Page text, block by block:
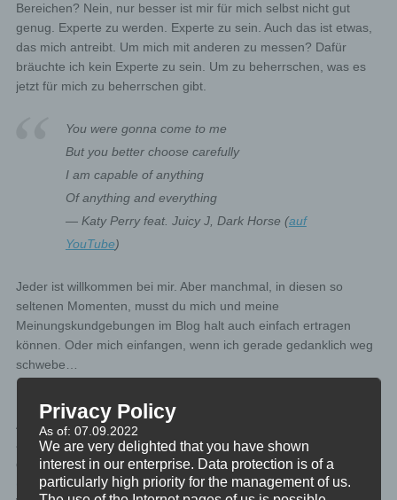
Bereichen? Nein, nur besser ist mir für mich selbst nicht gut
genug. Experte zu werden. Experte zu sein. Auch das ist etwas,
das mich antreibt. Um mich mit anderen zu messen? Dafür
bräuchte ich kein Experte zu sein. Um zu beherrschen, was es
jetzt für mich zu beherrschen gibt.
You were gonna come to me
But you better choose carefully
I am capable of anything
Of anything and everything
— Katy Perry feat. Juicy J, Dark Horse (auf
YouTube)
Jeder ist willkommen bei mir. Aber manchmal, in diesen so
seltenen Momenten, musst du mich und meine
Meinungskundgebungen im Blog halt auch einfach ertragen
können. Oder mich einfangen, wenn ich gerade gedanklich weg
schwebe…
Das alles gibt es über mich zu sagen. Formale Dinge wie
Ausbildungen, Erfahrungen oder Zertifizierungen? Habe ich
alles. Wenn dich nähere formale Details dazu interessieren,
dann schau einfach mal hier nach: ⇒about me: c h r i s t o p h
(auf dicklberger.com)
Privacy Policy
As of: 07.09.2022
We are very delighted that you have shown
interest in our enterprise. Data protection is of a
particularly high priority for the management of us.